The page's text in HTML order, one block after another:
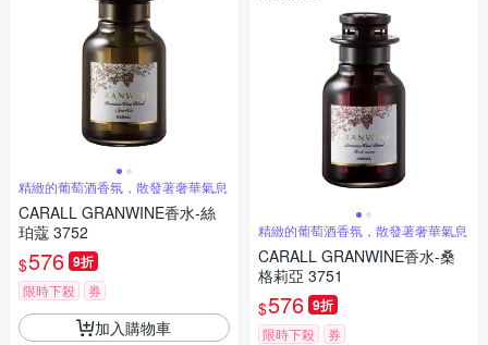
精緻的葡萄酒香氛，散發著奢華氣息
CARALL GRANWINE香水-絲
珀蔻 3752
$576 9折
限時下殺 券
加入購物車
精緻的葡萄酒香氛，散發著奢華氣息
CARALL GRANWINE香水-桑
格莉亞 3751
$576 9折
限時下殺 券